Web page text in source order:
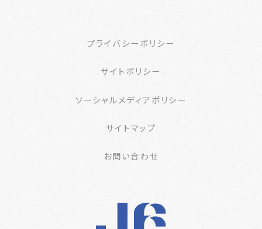
プライバシーポリシー
サイトポリシー
ソーシャルメディアポリシー
サイトマップ
お問い合わせ